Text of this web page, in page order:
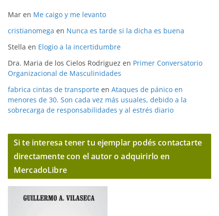
Mar en Me caigo y me levanto
cristianomega en Nunca es tarde si la dicha es buena
Stella en Elogio a la incertidumbre
Dra. Maria de los Cielos Rodriguez en Primer Conversatorio
Organizacional de Masculinidades
fabrica cintas de transporte en Ataques de pánico en
menores de 30. Son cada vez más usuales, debido a la
sobrecarga de responsabilidades y al estrés diario
Si te interesa tener tu ejemplar podés contactarte
directamente con el autor o adquirirlo en
MercadoLibre